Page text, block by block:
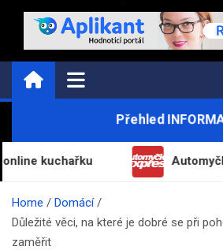
INFORMAČNÍ-
Informace a zpravodajství on-line
Přehled
Automyčka
Home
Domácí
Důležité věci, na které je dobré se při
zaměřit